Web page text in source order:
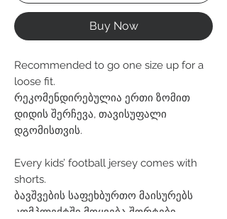
Buy Now
Recommended to go one size up for a
loose fit.
რეკომენდირებულია ერთი ზომით
დიდის შერჩევა, თავისუფალი
დგომისთვის.
Every kids’ football jersey comes with
shorts.
ბავშვების საფეხბურთო მაისურებს
კომპლექტში მოყვება შორტები.